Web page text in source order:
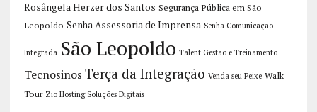
Rosângela Herzer dos Santos Segurança Pública em São
Leopoldo Senha Assessoria de Imprensa Senha Comunicação
Integrada São Leopoldo Talent Gestão e Treinamento
Tecnosinos Terça da Integração Venda seu Peixe Walk
Tour Zio Hosting Soluções Digitais